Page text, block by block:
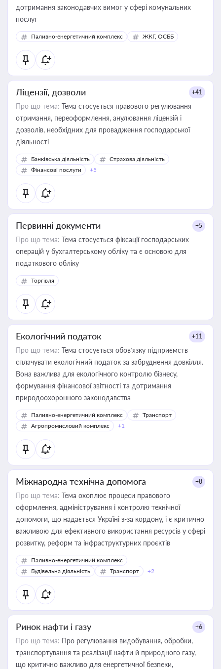
дотримання законодавчих вимог у сфері комунальних
послуг
Паливно-енергетичний комплекс ЖКГ, ОСББ
Ліцензії, дозволи +41
Про що тема: Тема стосується правового регулювання
отримання, переоформлення, анулювання ліцензій і
дозволів, необхідних для провадження господарської
діяльності
Банківська діяльність
Страхова діяльність
Фінансові послуги
+5
Первинні документи +5
Про що тема: Тема стосується фіксації господарських
операцій у бухгалтерському обліку та є основою для
податкового обліку
Торгівля
Екологічний податок +11
Про що тема: Тема стосується обов’язку підприємств
сплачувати екологічний податок за забруднення довкілля.
Вона важлива для екологічного контролю бізнесу,
формування фінансової звітності та дотримання
природоохоронного законодавства
Паливно-енергетичний комплекс
Транспорт
Агропромисловий комплекс
+1
Міжнародна технічна допомога +8
Про що тема: Тема охоплює процеси правового
оформлення, адміністрування і контролю технічної
допомоги, що надається Україні з-за кордону, і є критично
важливою для ефективного використання ресурсів у сфері
розвитку, реформ та інфраструктурних проєктів
Паливно-енергетичний комплекс
Будівельна діяльність
Транспорт +2
Ринок нафти і газу +6
Про що тема: Про регулювання видобування, обробки,
транспортування та реалізації нафти й природного газу,
що критично важливо для енергетичної безпеки,